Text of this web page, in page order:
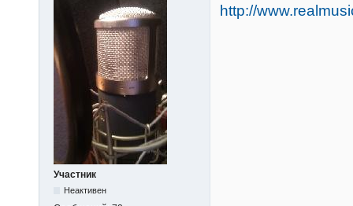
Участник
Неактивен
http://